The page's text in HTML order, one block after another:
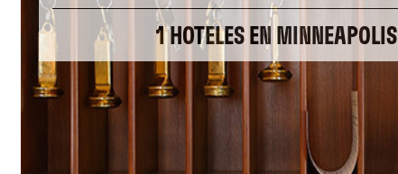
1 HOTELES EN MINNEAPOLIS